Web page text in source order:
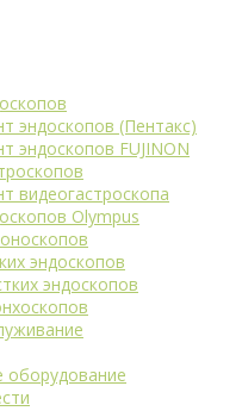
эндоскопов (Пентакс)
эндоскопов FUJINON
видеогастроскопа
Olympus
эндоскопов
эндоскопов
оборудование